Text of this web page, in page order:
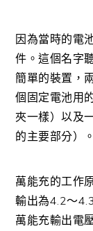
因為當時的電
件。這個名字
簡單的裝置，
個固定電池用
夾一樣）以及
的主要部分）。
萬能充的工作
輸出為4.2～
萬能充輸出電